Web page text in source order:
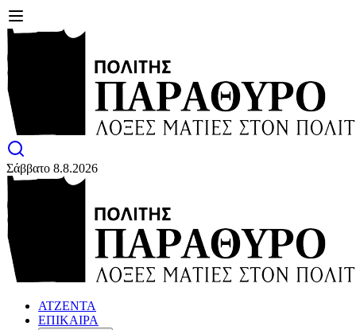
Σάββατο 8.8.2026
ΑΤΖΕΝΤΑ
ΕΠΙΚΑΙΡΑ